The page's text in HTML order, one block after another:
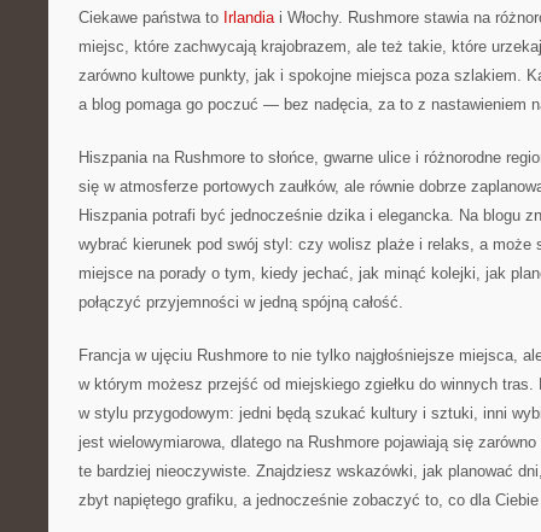
Ciekawe państwa to Irlandiai Włochy. Rushmore stawia na
miejsc, które zachwycają krajobrazem, ale też takie, które
zarówno kultowe punkty, jak i spokojne miejsca poza szlakiem.
a blog pomaga go poczuć — bez nadęcia, za to z nastawieniem
Hiszpania na Rushmore to słońce, gwarne ulice i różnorodne
się w atmosferze portowych zaułków, ale równie dobrze
Hiszpania potrafi być jednocześnie dzika i elegancka. Na blogu
wybrać kierunek pod swój styl: czy wolisz plaże i relaks, a może
miejsce na porady o tym, kiedy jechać, jak minąć kolejki, jak
połączyć przyjemności w jedną spójną całość.
Francja w ujęciu Rushmore to nie tylko najgłośniejsze miejsca,
w którym możesz przejść od miejskiego zgiełku do winnych tras.
w stylu przygodowym: jedni będą szukać kultury i sztuki, inni
jest wielowymiarowa, dlatego na Rushmore pojawiają się
te bardziej nieoczywiste. Znajdziesz wskazówki, jak planować
zbyt napiętego grafiku, a jednocześnie zobaczyć to, co dla